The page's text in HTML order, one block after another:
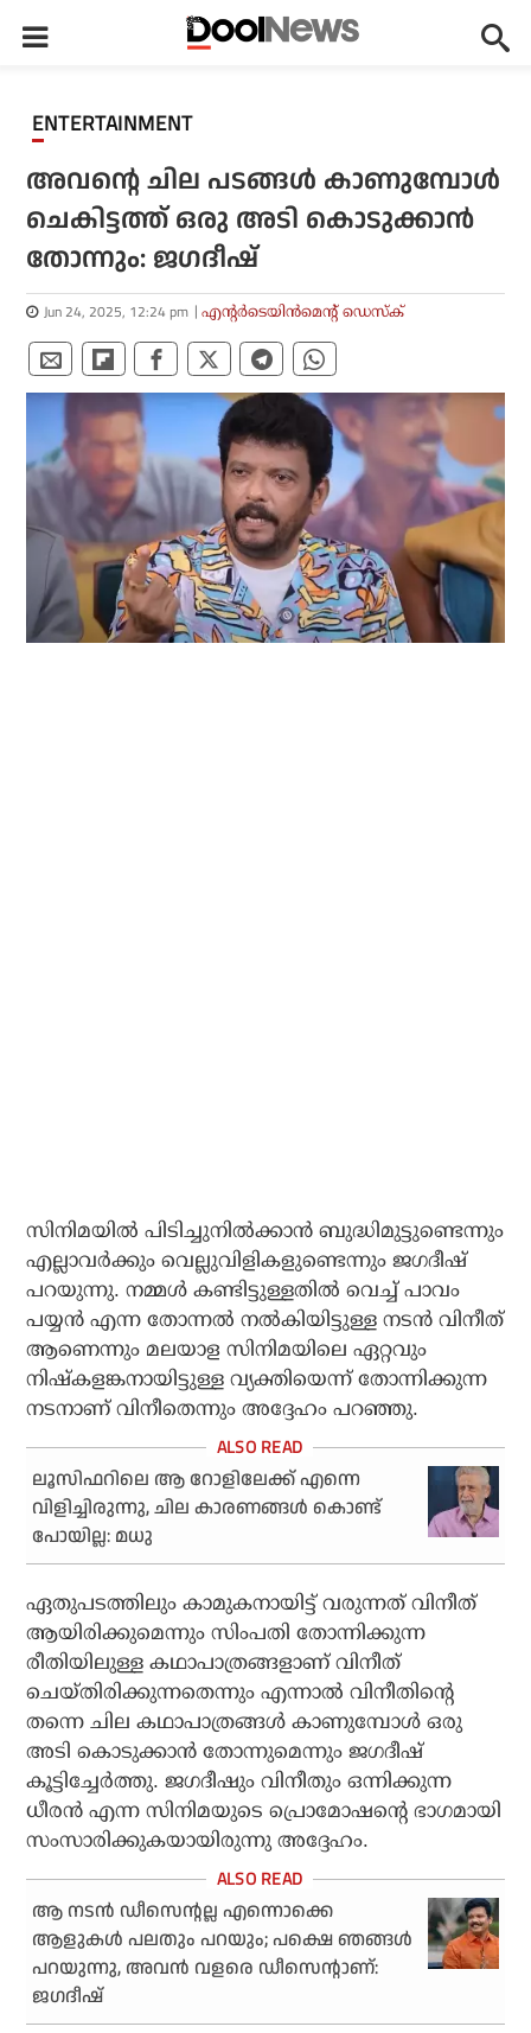
ENTERTAINMENT
അവൻ്റെ ചില പടങ്ങൾ കാണുമ്പോൾ
ചെകിട്ടത്ത് ഒരു അടി കൊടുക്കാൻ
തോന്നും: ജഗദീഷ്
Jun 24, 2025, 12:24 pm എന്റര്‍ടെയിന്‍മെന്റ് ഡെസ്‌ക്
സിനിമയിൽ പിടിച്ചുനിൽക്കാൻ ബുദ്ധിമുട്ടുണ്ടെന്നും
എല്ലാവർക്കും വെല്ലുവിളികളുണ്ടെന്നും ജഗദീഷ്
പറയുന്നു. നമ്മൾ കണ്ടിട്ടുള്ളതിൽ വെച്ച് പാവം
പയ്യൻ എന്ന തോന്നൽ നൽകിയിട്ടുള്ള നടൻ വിനീത്
ആണെന്നും മലയാള സിനിമയിലെ ഏറ്റവും
നിഷ്‌കളങ്കനായിട്ടുള്ള വ്യക്തിയെന്ന് തോന്നിക്കുന്ന
നടനാണ് വിനീതെന്നും അദ്ദേഹം പറഞ്ഞു.
ലൂസിഫറിലെ ആ റോളിലേക്ക് എന്നെ
വിളിച്ചിരുന്നു, ചില കാരണങ്ങള്‍ കൊണ്ട്
പോയില്ല: മധു
ഏതുപടത്തിലും കാമുകനായിട്ട് വരുന്നത് വിനീത്
ആയിരിക്കുമെന്നും സിംപതി തോന്നിക്കുന്ന
രീതിയിലുള്ള കഥാപാത്രങ്ങളാണ് വിനീത്
ചെയ്തിരിക്കുന്നതെന്നും എന്നാൽ വിനീതിൻ്റെ
തന്നെ ചില കഥാപാത്രങ്ങൾ കാണുമ്പോൾ ഒരു
അടി കൊടുക്കാൻ തോന്നുമെന്നും ജഗദീഷ്
കൂട്ടിച്ചേർത്തു. ജഗദീഷും വിനീതും ഒന്നിക്കുന്ന
ധീരൻ എന്ന സിനിമയുടെ പ്രൊമോഷൻ്റെ ഭാഗമായി
സംസാരിക്കുകയായിരുന്നു അദ്ദേഹം.
ആ നടന്‍ ഡീസെന്റല്ല എന്നൊക്കെ
ആളുകള്‍ പലതും പറയും; പക്ഷെ ഞങ്ങള്‍
പറയുന്നു, അവന്‍ വളരെ ഡീസെന്റാണ്:
ജഗദീഷ്